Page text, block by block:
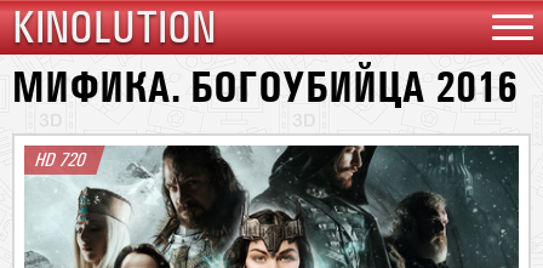
KINOLUTION
МИФИКА. БОГОУБИЙЦА 2016
HD 720